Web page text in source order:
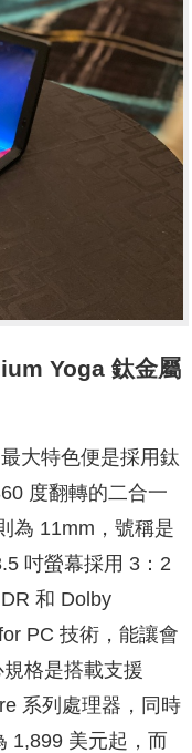
Yoga 鈦金屬
大特色便是採用鈦
度翻轉的二合一
為 11mm，號稱是
吋螢幕採用 3：2
和 Dolby
PC 技術，能讓會
格是搭載支援
系列處理器，同時
1,899 美元起，而